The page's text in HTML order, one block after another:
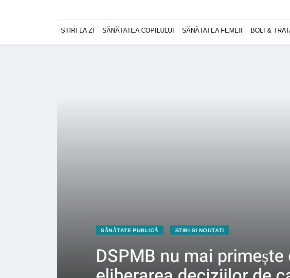
ȘTIRI LA ZI SĂNĂTATEA COPILULUI SĂNĂTATEA FEMEII BOLI &
SĂNĂTATE PUBLICĂ STIRI SI NOUTATI
DSPMB nu mai